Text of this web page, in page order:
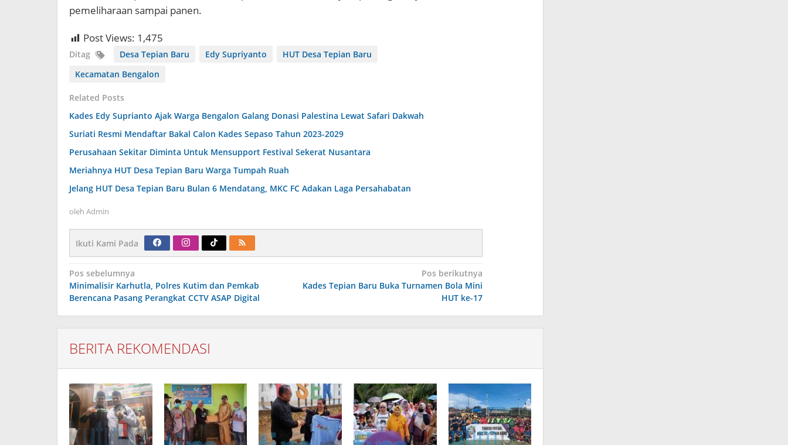
pemeliharaan sampai panen.
Post Views: 1,475
Ditag Desa Tepian Baru Edy Supriyanto
HUT Desa Tepian Baru
Kecamatan Bengalon
Related Posts
Kades Edy Suprianto Ajak Warga Bengalon Galang Donasi Palestina Lewat Safari Dakwah
Suriati Resmi Mendaftar Bakal Calon Kades Sepaso Tahun 2023-2029
Perusahaan Sekitar Diminta Untuk Mensupport Festival Sekerat Nusantara
Meriahnya HUT Desa Tepian Baru Warga Tumpah Ruah
Jelang HUT Desa Tepian Baru Bulan 6 Mendatang, MKC FC Adakan Laga Persahabatan
oleh Admin
Ikuti Kami Pada
Navigasi
pos
Pos sebelumnya
Minimalisir Karhutla, Polres Kutim dan Pemkab
Berencana Pasang Perangkat CCTV ASAP Digital
Pos berikutnya
Kades Tepian Baru Buka Turnamen Bola Mini
HUT ke-17
BERITA REKOMENDASI